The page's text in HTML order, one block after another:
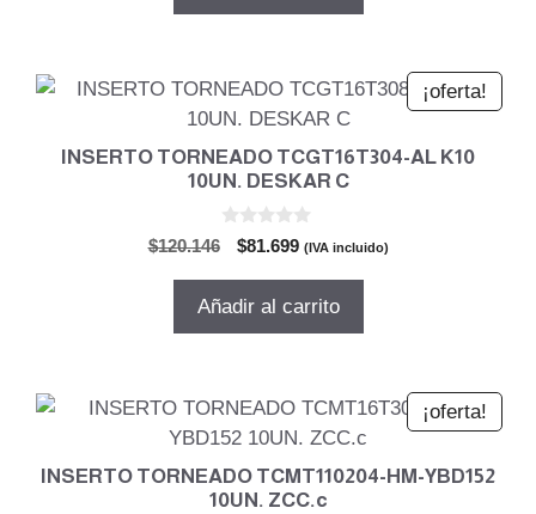
¡oferta!
INSERTO TORNEADO TCGT16T304-AL K10
10UN. DESKAR C
$120.146
El
original
$81.699El
actual
(IVA incluido)
Añadir al carrito
¡oferta!
INSERTO TORNEADO TCMT110204-HM-YBD152
10UN. ZCC.c